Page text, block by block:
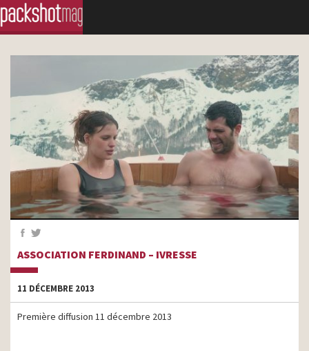
ASSOCIATION FERDINAND – IVRESSE
11 DÉCEMBRE 2013
Première diffusion 11 décembre 2013